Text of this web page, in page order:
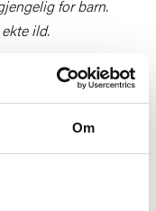
Om
for barn.
ild.